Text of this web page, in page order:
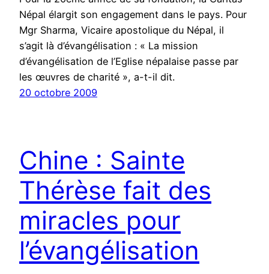
Népal élargit son engagement dans le pays. Pour
Mgr Sharma, Vicaire apostolique du Népal, il
s’agit là d’évangélisation : « La mission
d’évangélisation de l’Eglise népalaise passe par
les œuvres de charité », a-t-il dit.
20 octobre 2009
Chine : Sainte
Thérèse fait des
miracles pour
l’évangélisation